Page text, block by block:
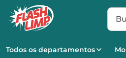
Todos os departamentos